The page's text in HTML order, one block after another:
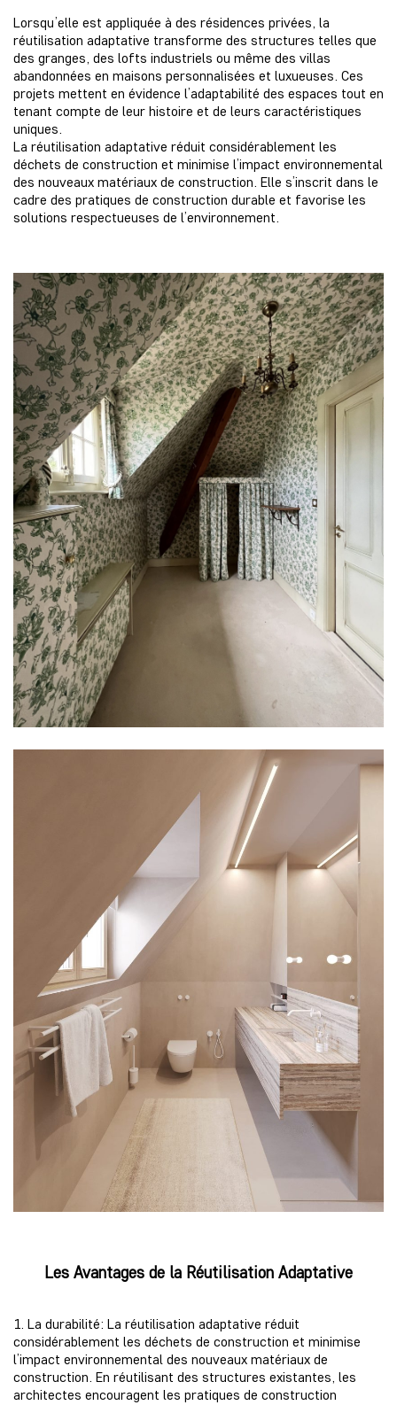
Lorsqu’elle est appliquée à des résidences privées, la
réutilisation adaptative transforme des structures telles que
des granges, des lofts industriels ou même des villas
abandonnées en maisons personnalisées et luxueuses. Ces
projets mettent en évidence l’adaptabilité des espaces tout en
tenant compte de leur histoire et de leurs caractéristiques
uniques.
La réutilisation adaptative réduit considérablement les
déchets de construction et minimise l’impact environnemental
des nouveaux matériaux de construction. Elle s’inscrit dans le
cadre des pratiques de construction durable et favorise les
solutions respectueuses de l’environnement.
Les Avantages de la Réutilisation Adaptative
1. La durabilité: La réutilisation adaptative réduit
considérablement les déchets de construction et minimise
l’impact environnemental des nouveaux matériaux de
construction. En réutilisant des structures existantes, les
architectes encouragent les pratiques de construction